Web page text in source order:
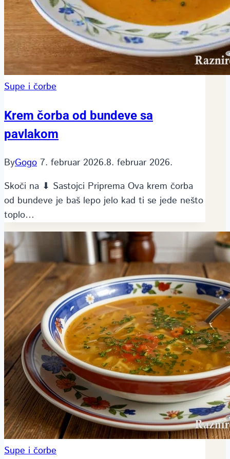
Supe i čorbe
Krem čorba od bundeve sa
pavlakom
ByGogo 7. februar 2026.8. februar 2026.
Skoči na ⬇ Sastojci Priprema Ova krem čorba
od bundeve je baš lepo jelo kad ti se jede nešto
toplo…
Supe i čorbe